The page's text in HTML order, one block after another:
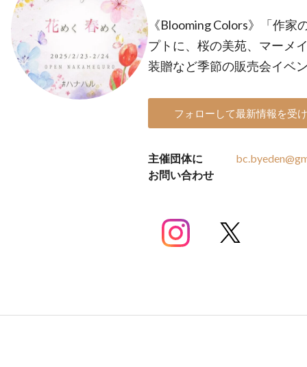
《Blooming Colors》「作
プトに、桜の美苑、マーメ
装贈など季節の販売会イベ
フォローして最新情報を受
主催団体に
お問い合わせ